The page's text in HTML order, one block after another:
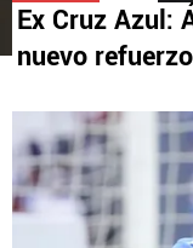
Ex Cruz Azul:
nuevo